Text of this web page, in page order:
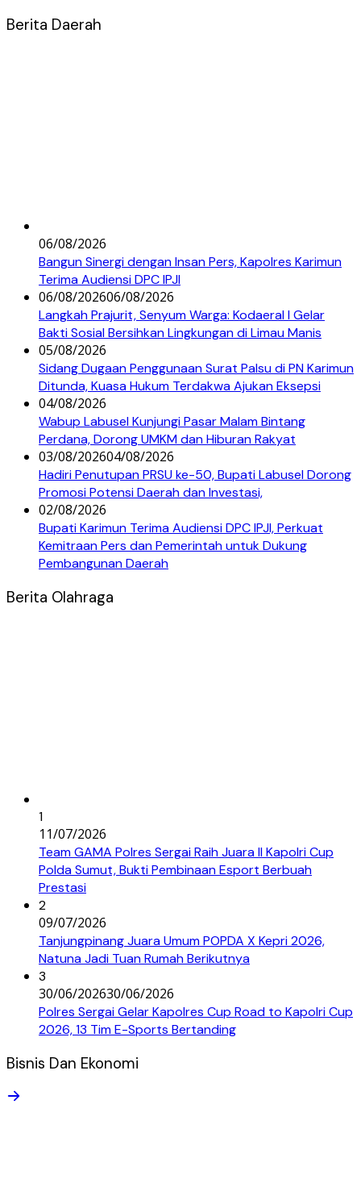
Berita Daerah
06/08/2026
Bangun Sinergi dengan Insan Pers, Kapolres Karimun
Terima Audiensi DPC IPJI
06/08/202606/08/2026
Langkah Prajurit, Senyum Warga: Kodaeral I Gelar
Bakti Sosial Bersihkan Lingkungan di Limau Manis
05/08/2026
Sidang Dugaan Penggunaan Surat Palsu di PN Karimun
Ditunda, Kuasa Hukum Terdakwa Ajukan Eksepsi
04/08/2026
Wabup Labusel Kunjungi Pasar Malam Bintang
Perdana, Dorong UMKM dan Hiburan Rakyat
03/08/202604/08/2026
Hadiri Penutupan PRSU ke-50, Bupati Labusel Dorong
Promosi Potensi Daerah dan Investasi,
02/08/2026
Bupati Karimun Terima Audiensi DPC IPJI, Perkuat
Kemitraan Pers dan Pemerintah untuk Dukung
Pembangunan Daerah
Berita Olahraga
1
11/07/2026
Team GAMA Polres Sergai Raih Juara II Kapolri Cup
Polda Sumut, Bukti Pembinaan Esport Berbuah
Prestasi
2
09/07/2026
Tanjungpinang Juara Umum POPDA X Kepri 2026,
Natuna Jadi Tuan Rumah Berikutnya
3
30/06/202630/06/2026
Polres Sergai Gelar Kapolres Cup Road to Kapolri Cup
2026, 13 Tim E-Sports Bertanding
Bisnis Dan Ekonomi